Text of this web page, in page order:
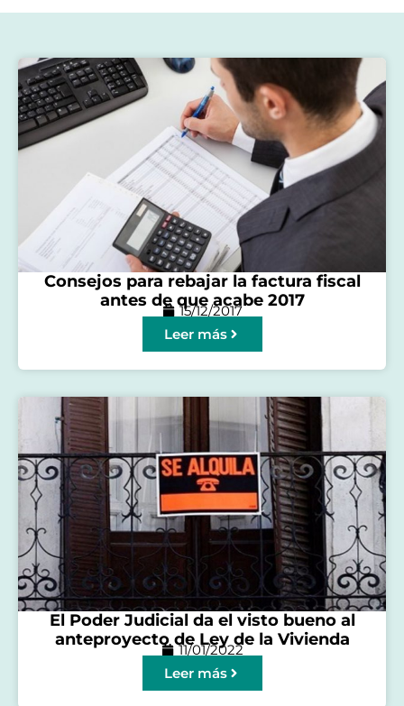
Consejos para rebajar la factura fiscal
antes de que acabe 2017
15/12/2017
Leer más
El Poder Judicial da el visto bueno al
anteproyecto de Ley de la Vivienda
11/01/2022
Leer más